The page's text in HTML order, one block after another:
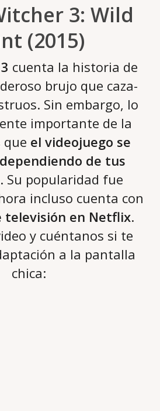
3: Wild
(2015)
cuenta la historia de
brujo que caza-
Sin embargo, lo
importante de la
el videojuego se
de tus
. Su popularidad fue
incluso cuenta con
televisión en Netflix.
y cuéntanos si te
a la pantalla
chica: